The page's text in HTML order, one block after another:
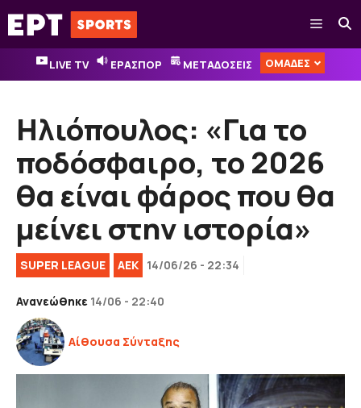
Μετάβαση
σε
περιεχόμενο
Μενού
LIVE TV ΕΡΑΣΠΟΡ ΜΕΤΑΔΟΣΕΙΣ ΟΜΑΔΕΣ
Ηλιόπουλος: «Για το
ποδόσφαιρο, το 2026
θα είναι φάρος που θα
μείνει στην ιστορία»
SUPER LEAGUE ΑΕΚ 14/06/26 - 22:34
Ανανεώθηκε 14/06 - 22:40
Αίθουσα Σύνταξης